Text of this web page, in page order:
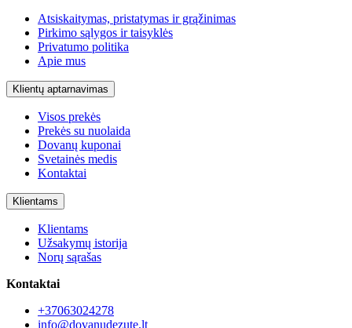
Atsiskaitymas, pristatymas ir grąžinimas
Pirkimo sąlygos ir taisyklės
Privatumo politika
Apie mus
Klientų aptarnavimas
Visos prekės
Prekės su nuolaida
Dovanų kuponai
Svetainės medis
Kontaktai
Klientams
Klientams
Užsakymų istorija
Norų sąrašas
Kontaktai
+37063024278
info@dovanudezute.lt